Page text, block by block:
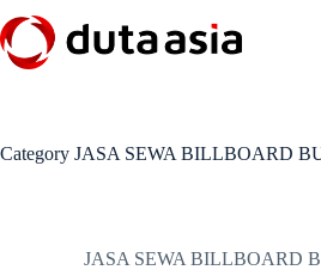
to
content
Category JASA SEWA BILLBOARD
JASA SEWA BILLBOARD